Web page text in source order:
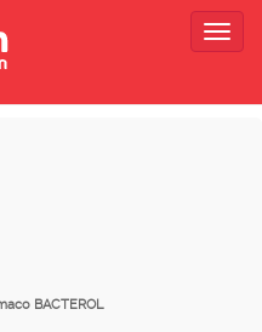
BACTEROL